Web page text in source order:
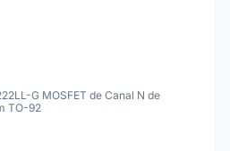
G MOSFET de Canal N de
TO-92